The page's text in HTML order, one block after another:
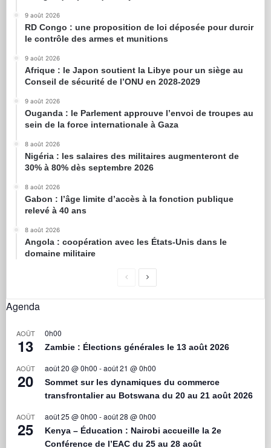
9 août 2026
RD Congo : une proposition de loi déposée pour durcir
le contrôle des armes et munitions
9 août 2026
Afrique : le Japon soutient la Libye pour un siège au
Conseil de sécurité de l’ONU en 2028-2029
9 août 2026
Ouganda : le Parlement approuve l’envoi de troupes au
sein de la force internationale à Gaza
8 août 2026
Nigéria : les salaires des militaires augmenteront de
30% à 80% dès septembre 2026
8 août 2026
Gabon : l’âge limite d’accès à la fonction publique
relevé à 40 ans
8 août 2026
Angola : coopération avec les États-Unis dans le
domaine militaire
Agenda
AOÛT
13
0h00
Zambie : Élections générales le 13 août 2026
AOÛT
20
août 20 @ 0h00 -août 21 @ 0h00
Sommet sur les dynamiques du commerce
transfrontalier au Botswana du 20 au 21 août 2026
AOÛT
25
août 25 @ 0h00 -août 28 @ 0h00
Kenya – Éducation : Nairobi accueille la 2e
Conférence de l’EAC du 25 au 28 août